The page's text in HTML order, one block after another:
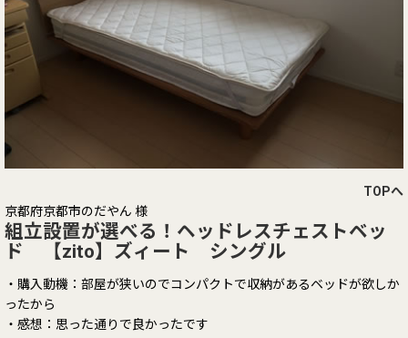
TOPへ
京都府京都市のだやん 様
組立設置が選べる！ヘッドレスチェストベッ
ド 【zito】ズィート シングル
・購入動機：部屋が狭いのでコンパクトで収納があるベッドが欲しか
ったから
・感想：思った通りで良かったです